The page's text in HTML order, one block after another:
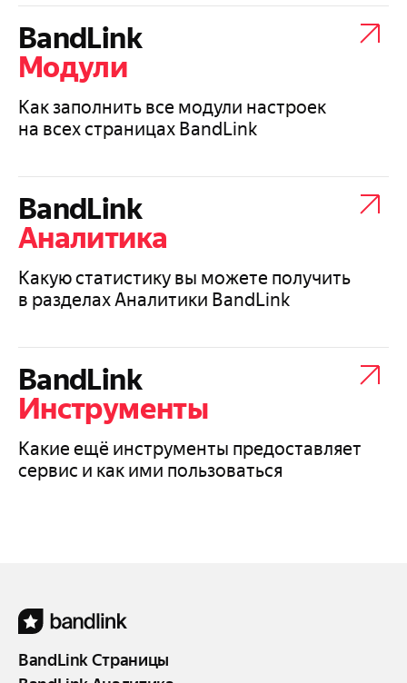
BandLink
Модули
Как заполнить все модули настроек
на всех страницах BandLink
BandLink
Аналитика
Какую статистику вы можете получить
в разделах Аналитики BandLink
BandLink
Инструменты
Какие ещё инструменты предоставляет
сервис и как ими пользоваться
BandLink Страницы